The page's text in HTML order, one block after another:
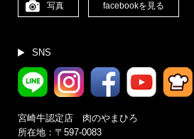
写真 facebookを見る
SNS
宮崎牛認定店 肉のやまひろ
所在地：〒597-0083